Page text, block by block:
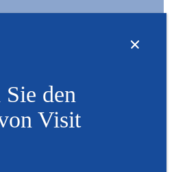
- Visit Brescia
den
Visit